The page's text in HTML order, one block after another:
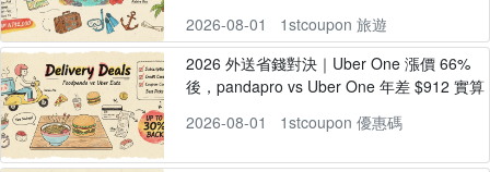
2026-08-01
1stcoupon 旅遊
2026 外送省錢對決｜Uber One 漲價 66%
後，pandapro vs Uber One 年差 $912 實算
2026-08-01
1stcoupon 優惠碼